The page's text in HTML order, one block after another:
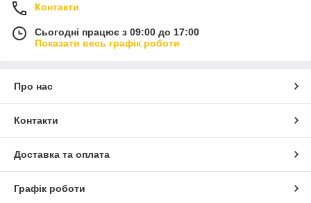
Контакти
Сьогодні працює з 09:00 до 17:00
Показати весь графік роботи
Про нас
Контакти
Доставка та оплата
Графік роботи